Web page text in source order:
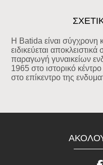
Η Batida είναι σύγχρονη
ειδικεύεται
παραγωγή γυναικείων
1965 στο ιστορικό
στο επίκεντρο της